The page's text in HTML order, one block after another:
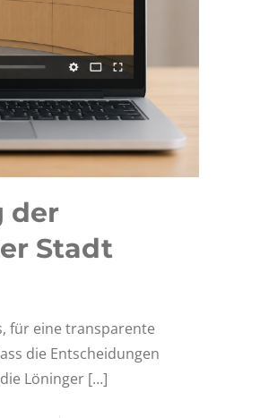
der
Stadt
für eine transparente
die Entscheidungen
Löninger[…]